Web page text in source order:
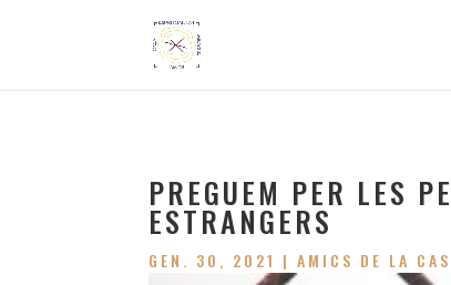
PREGUEM PER LES
ESTRANGERS
GEN. 30, 2021 |AMICS DE LA